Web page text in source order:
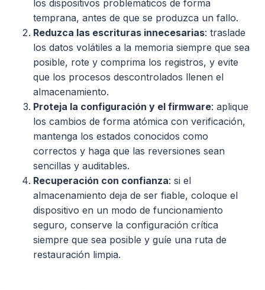
los dispositivos problemáticos de forma
temprana, antes de que se produzca un fallo.
Reduzca las escrituras innecesarias: traslade
los datos volátiles a la memoria siempre que sea
posible, rote y comprima los registros, y evite
que los procesos descontrolados llenen el
almacenamiento.
Proteja la configuración y el firmware: aplique
los cambios de forma atómica con verificación,
mantenga los estados conocidos como
correctos y haga que las reversiones sean
sencillas y auditables.
Recuperación con confianza: si el
almacenamiento deja de ser fiable, coloque el
dispositivo en un modo de funcionamiento
seguro, conserve la configuración crítica
siempre que sea posible y guíe una ruta de
restauración limpia.